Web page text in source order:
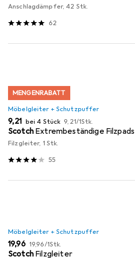
Anschlagdämpfer, 42 Stk.
62
MENGENRABATT
Möbelgleiter + Schutzpuffer
EUR
9,21 bei 4 Stück EUR
9,21/1Stk.
Scotch Extrembeständige Filzpads
Filzgleiter, 1 Stk.
55
Möbelgleiter + Schutzpuffer
EUR
19,96 EUR
19,96/1Stk.
Scotch Filzgleiter